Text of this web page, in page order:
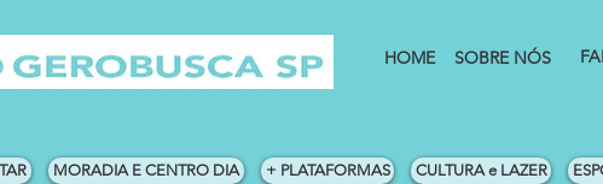
HOME SOBRE NÓS
MORADIA E CENTRO DIA + PLATAFORMAS CULTURA e LAZER